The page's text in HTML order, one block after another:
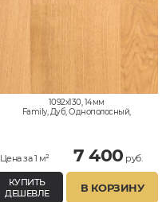
1092x130, 14мм
Family, Дуб, Однополосный,
Цена за 1 м² 7 400 руб.
КУПИТЬ
ДЕШЕВЛЕ
В КОРЗИНУ